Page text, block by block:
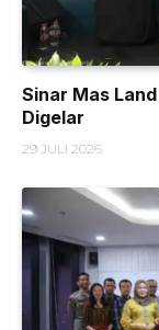
Sinar Mas
Digelar
29 JULI 2026